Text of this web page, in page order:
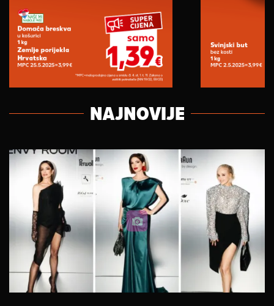
NAJNOVIJE